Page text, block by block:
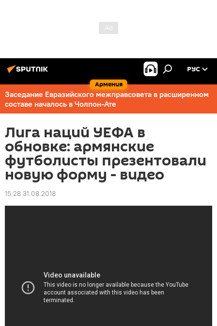
Армения
РУС
Заседание Евразийского межправсовета в расширенном
составе началось в Чолпон-Ате
Лига наций УЕФА в
обновке: армянские
футболисты презентовали
новую форму - видео
15:28 31.08.2018